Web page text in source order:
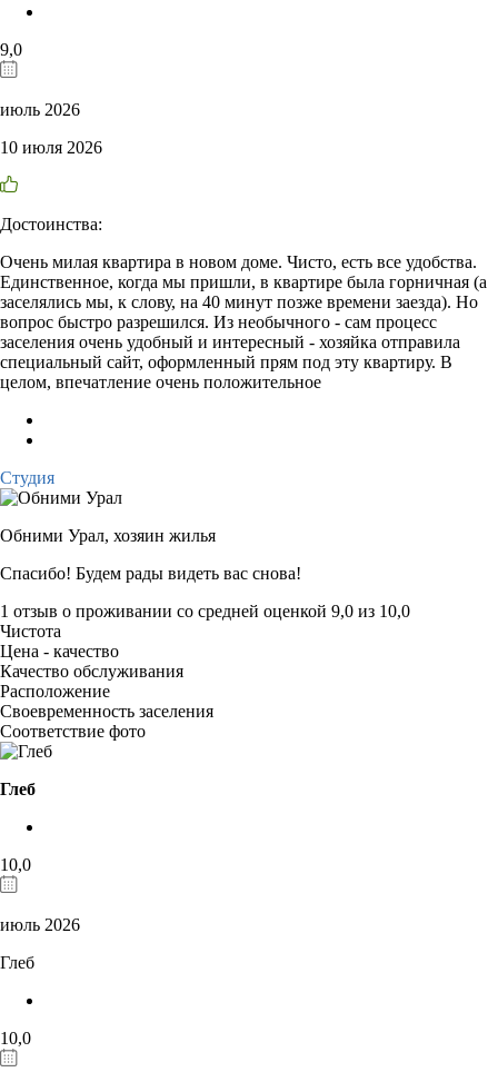
9,0
июль 2026
10 июля 2026
Достоинства:
Очень милая квартира в новом доме. Чисто, есть все удобства.
Единственное, когда мы пришли, в квартире была горничная (а
заселялись мы, к слову, на 40 минут позже времени заезда). Но
вопрос быстро разрешился. Из необычного - сам процесс
заселения очень удобный и интересный - хозяйка отправила
специальный сайт, оформленный прям под эту квартиру. В
целом, впечатление очень положительное
Студия
Обними Урал, хозяин жилья
Спасибо! Будем рады видеть вас снова!
1 отзыв о проживании со средней оценкой 9,0 из 10,0
Чистота
Цена - качество
Качество обслуживания
Расположение
Своевременность заселения
Соответствие фото
Глеб
10,0
июль 2026
Глеб
10,0